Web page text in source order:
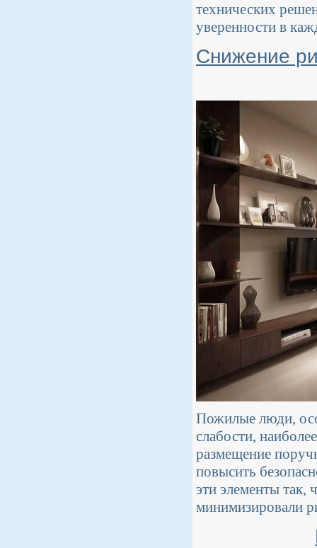
технических
уверенности в
Снижение
Пожилые люди,
слабости,
размещение
повысить
эти элементы
минимизировали